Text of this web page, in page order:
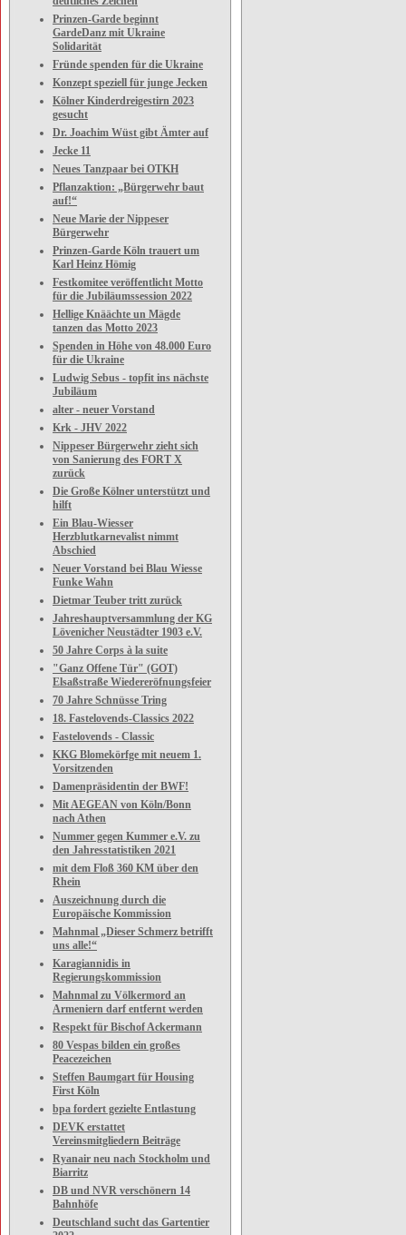
Prinzen-Garde beginnt
GardeDanz mit Ukraine
Solidarität
Fründe spenden für die Ukraine
Konzept speziell für junge Jecken
Kölner Kinderdreigestirn 2023
gesucht
Dr. Joachim Wüst gibt Ämter auf
Jecke 11
Neues Tanzpaar bei OTKH
Pflanzaktion: „Bürgerwehr baut
auf!“
Neue Marie der Nippeser
Bürgerwehr
Prinzen-Garde Köln trauert um
Karl Heinz Hömig
Festkomitee veröffentlicht Motto
für die Jubiläumssession 2022
Hellige Knäächte un Mägde
tanzen das Motto 2023
Spenden in Höhe von 48.000 Euro
für die Ukraine
Ludwig Sebus - topfit ins nächste
Jubiläum
alter - neuer Vorstand
Krk - JHV 2022
Nippeser Bürgerwehr zieht sich
von Sanierung des FORT X
zurück
Die Große Kölner unterstützt und
hilft
Ein Blau-Wiesser
Herzblutkarnevalist nimmt
Abschied
Neuer Vorstand bei Blau Wiesse
Funke Wahn
Dietmar Teuber tritt zurück
Jahreshauptversammlung der KG
Lövenicher Neustädter 1903 e.V.
50 Jahre Corps à la suite
"Ganz Offene Tür" (GOT)
Elsaßstraße Wiedereröfnungsfeier
70 Jahre Schnüsse Tring
18. Fastelovends-Classics 2022
Fastelovends - Classic
KKG Blomekörfge mit neuem 1.
Vorsitzenden
Damenpräsidentin der BWF!
Mit AEGEAN von Köln/Bonn
nach Athen
Nummer gegen Kummer e.V. zu
den Jahresstatistiken 2021
mit dem Floß 360 KM über den
Rhein
Auszeichnung durch die
Europäische Kommission
Mahnmal „Dieser Schmerz betrifft
uns alle!“
Karagiannidis in
Regierungskommission
Mahnmal zu Völkermord an
Armeniern darf entfernt werden
Respekt für Bischof Ackermann
80 Vespas bilden ein großes
Peacezeichen
Steffen Baumgart für Housing
First Köln
bpa fordert gezielte Entlastung
DEVK erstattet
Vereinsmitgliedern Beiträge
Ryanair neu nach Stockholm und
Biarritz
DB und NVR verschönern 14
Bahnhöfe
Deutschland sucht das Gartentier